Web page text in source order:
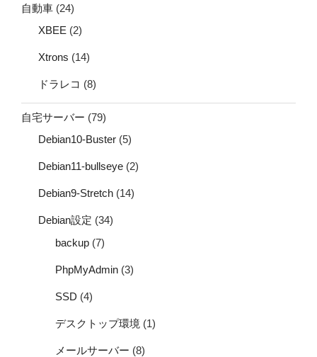
自動車 (24)
XBEE (2)
Xtrons (14)
ドラレコ (8)
自宅サーバー (79)
Debian10-Buster (5)
Debian11-bullseye (2)
Debian9-Stretch (14)
Debian設定 (34)
backup (7)
PhpMyAdmin (3)
SSD (4)
デスクトップ環境 (1)
メールサーバー (8)